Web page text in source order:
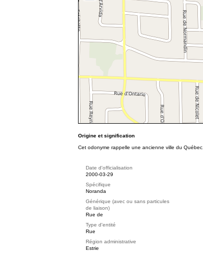
Origine et signification
Cet odonyme rappelle une ancienne ville du Québec.
Date d'officialisation
2000-03-29
Spécifique
Noranda
Générique (avec ou sans particules
de liaison)
Rue de
Type d'entité
Rue
Région administrative
Estrie